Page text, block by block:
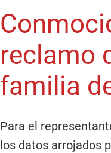
reclamo
familia
Para el
los datos arrojados